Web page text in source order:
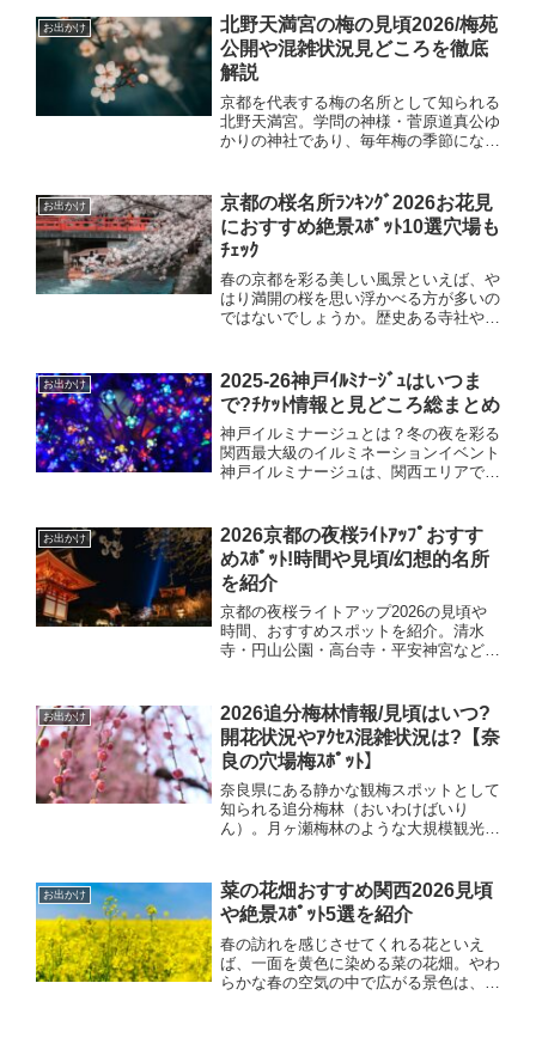
お出かけ
北野天満宮の梅の見頃2026/梅苑
公開や混雑状況見どころを徹底
解説
京都を代表する梅の名所として知られる
北野天満宮。学問の神様・菅原道真公ゆ
かりの神社であり、毎年梅の季節になる
の公開期間や混雑状況は？」この記事で
は、実際に訪れた体験も...
お出かけ
京都の桜名所ﾗﾝｷﾝｸﾞ2026お花見
におすすめ絶景ｽﾎﾟｯﾄ10選穴場も
ﾁｪｯｸ
春の京都を彩る美しい風景といえば、や
はり満開の桜を思い浮かべる方が多いの
ではないでしょうか。歴史ある寺社や風
リアです。この記事では、2026年に訪
れたい京都の桜名所をラ...
お出かけ
2025-26神戸ｲﾙﾐﾅｰｼﾞｭはいつま
で?ﾁｹｯﾄ情報と見どころ総まとめ
神戸イルミナージュとは？冬の夜を彩る
関西最大級のイルミネーションイベント
神戸イルミナージュは、関西エリアでも
回目の開催を迎える本イベントは、兵庫
県神戸市北区の「道の...
お出かけ
2026京都の夜桜ﾗｲﾄｱｯﾌﾟおすす
めｽﾎﾟｯﾄ!時間や見頃/幻想的名所
を紹介
京都の夜桜ライトアップ2026の見頃や
時間、おすすめスポットを紹介。清水
寺・円山公園・高台寺・平安神宮など幻
お出かけ
2026追分梅林情報/見頃はいつ?
開花状況やｱｸｾｽ混雑状況は?【奈
良の穴場梅ｽﾎﾟｯﾄ】
奈良県にある静かな観梅スポットとして
知られる追分梅林（おいわけばいり
ん）。月ヶ瀬梅林のような大規模観光地
して人気があります。2026年の見頃シ
ーズンを前に、見頃の時期は...
お出かけ
菜の花畑おすすめ関西2026見頃
や絶景ｽﾎﾟｯﾄ5選を紹介
春の訪れを感じさせてくれる花といえ
ば、一面を黄色に染める菜の花畑。やわ
らかな春の空気の中で広がる景色は、お